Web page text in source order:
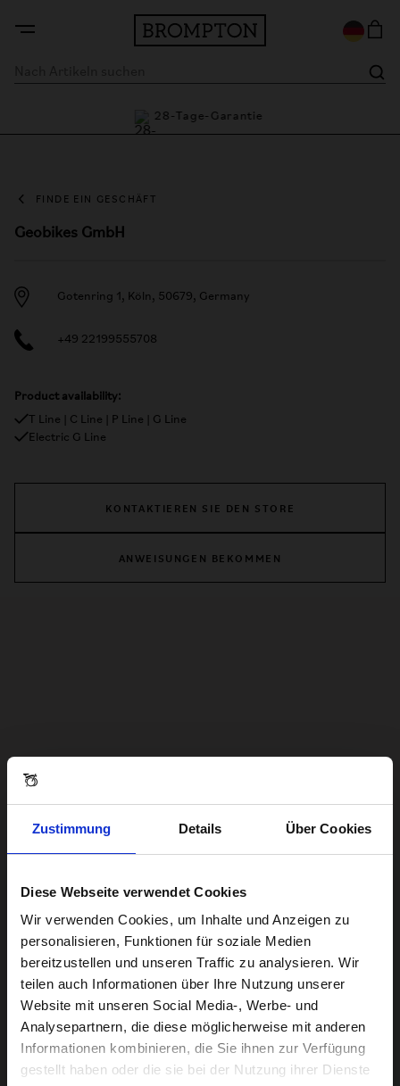
Zustimmung Details Über Cookies
Diese Webseite verwendet Cookies
Wir verwenden Cookies, um Inhalte und Anzeigen zu
personalisieren, Funktionen für soziale Medien
bereitzustellen und unseren Traffic zu analysieren. Wir
teilen auch Informationen über Ihre Nutzung unserer
Website mit unseren Social Media-, Werbe- und
Analysepartnern, die diese möglicherweise mit anderen
Informationen kombinieren, die Sie ihnen zur Verfügung
gestellt haben oder die sie bei der Nutzung ihrer Dienste
28-Tage-Garantie
FINDE EIN GESCHÄFT
Geobikes GmbH
Gotenring 1, Köln, 50679, Germany
+49 22199555708
Product availability:
T Line | C Line | P Line | G Line
Electric G Line
KONTAKTIEREN SIE DEN STORE
ANWEISUNGEN BEKOMMEN
Visiting from the United States?
For a better experience, please visit our:
US website
No, stay here